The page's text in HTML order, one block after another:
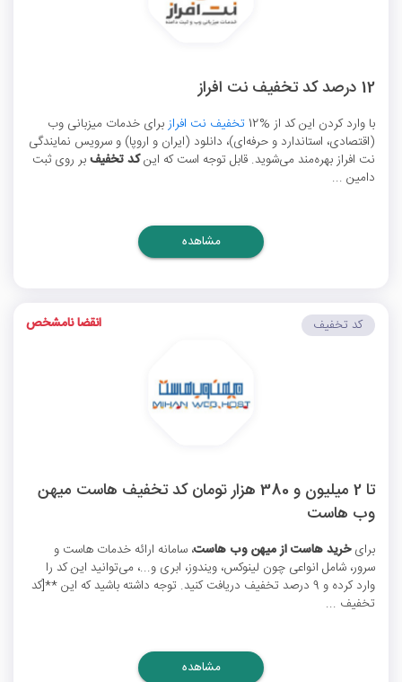
12 درصد کد تخفیف نت افراز
با وارد کردن این کد از %12 تخفیف نت افرازبرای خدمات میزبانی وب
(اقتصادی، استاندارد و حرفه‌ای)، دانلود (ایران و اروپا) و سرویس نمایندگی
نت افراز بهره‌مند می‌شوید. قابل توجه است که اینکد تخفیفبر روی ثبت
دامین ...
مشاهده
تا 2 میلیون و 380 هزار تومان کد تخفیف هاست میهن
وب هاست
برایخرید هاست از میهن وب هاست، سامانه ارائه خدمات هاست و
سرور، شامل انواعی چون لینوکس، ویندوز، ابری و...، می‌توانید این کد را
وارد کرده و 9 درصد تخفیف دریافت کنید. توجه داشته باشید که این **[کد
تخفیف ...
کد تخفیف انقضا نامشخص
مشاهده